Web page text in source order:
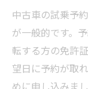
中古車の試乗予
が一般的です。
転する方の免許
望日に予約が取
めに申し込みまし